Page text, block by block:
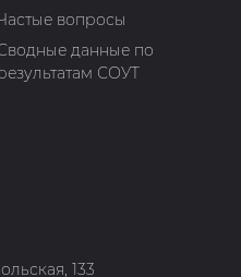
вопросы
данные по
СОУТ
133